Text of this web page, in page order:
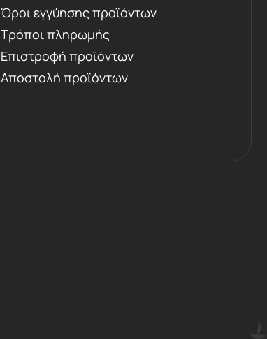
Όροι εγγύησης προϊόντων
Τρόποι πληρωμής
Επιστροφή προϊόντων
Αποστολή προϊόντων